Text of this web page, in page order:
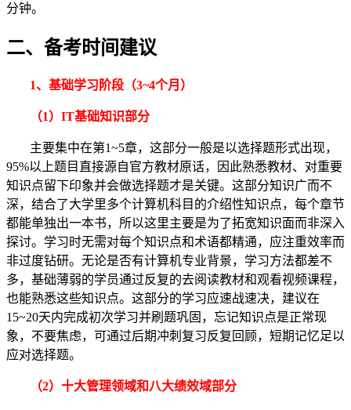
分钟。
二、备考时间建议
1、 基础学习阶段（3~4个月）
（1）IT基础知识部分
主要集中在第1~5章，这部分一般是以选择题形式出现，
95%以上题目直接源自官方教材原话，因此熟悉教材、对重要
知识点留下印象并会做选择题才是关键。这部分知识广而不
深，结合了大学里多个计算机科目的介绍性知识点，每个章节
都能单独出一本书，所以这里主要是为了拓宽知识面而非深入
探讨。学习时无需对每个知识点和术语都精通，应注重效率而
非过度钻研。无论是否有计算机专业背景，学习方法都差不
多，基础薄弱的学员通过反复的去阅读教材和观看视频课程，
也能熟悉这些知识点。这部分的学习应速战速决，建议在
15~20天内完成初次学习并刷题巩固，忘记知识点是正常现
象，不要焦虑，可通过后期冲刺复习反复回顾，短期记忆足以
应对选择题。
（2）十大管理领域和八大绩效域部分